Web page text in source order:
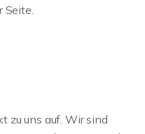
Seite.
zu uns auf. Wir sind